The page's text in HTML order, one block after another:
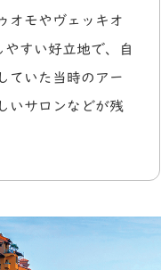
オモやヴェッキオ
すい好立地で、自
ていた当時のアー
いサロンなどが残